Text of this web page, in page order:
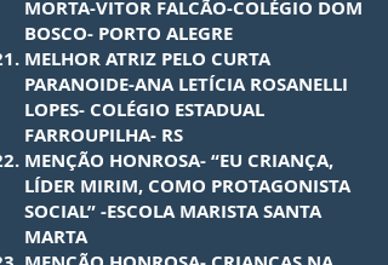
MORTA-VITOR FALCÃO-COLÉGIO DOM
BOSCO- PORTO ALEGRE
MELHOR ATRIZ PELO CURTA
PARANOIDE-ANA LETÍCIA ROSANELLI
LOPES- COLÉGIO ESTADUAL
FARROUPILHA- RS
MENÇÃO HONROSA- “EU CRIANÇA,
LÍDER MIRIM, COMO PROTAGONISTA
SOCIAL” -ESCOLA MARISTA SANTA
MARTA